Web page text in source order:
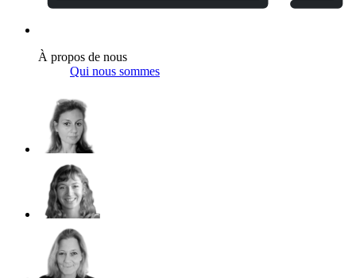
À propos de nous
Qui nous sommes